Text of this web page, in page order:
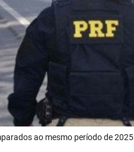
ao mesmo período de 2025